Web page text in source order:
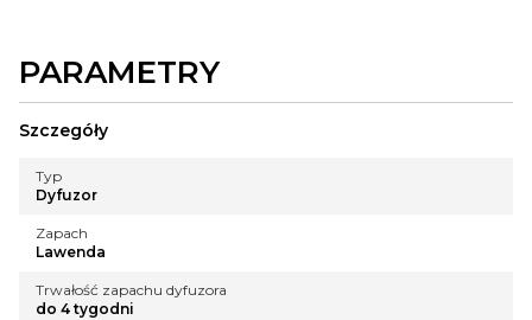
PARAMETRY
Szczegóły
Typ
Dyfuzor
Zapach
Lawenda
Trwałość zapachu dyfuzora
do 4 tygodni